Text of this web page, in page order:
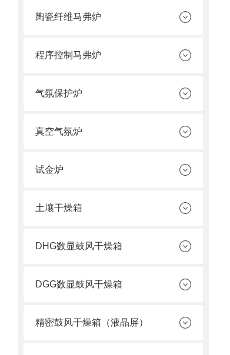
陶瓷纤维马弗炉
程序控制马弗炉
气氛保护炉
真空气氛炉
试金炉
土壤干燥箱
DHG数显鼓风干燥箱
DGG数显鼓风干燥箱
精密鼓风干燥箱（液晶屏）